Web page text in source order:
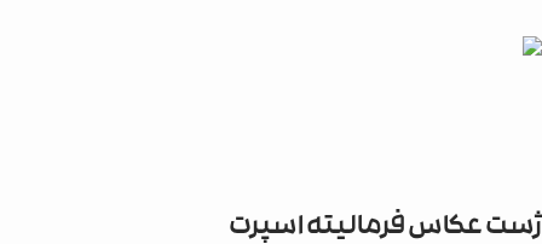
ژست عکاس فرمالیته اسپرت